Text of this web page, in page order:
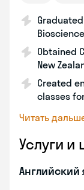
Obtained
New
Created
classes
Читать
Услуги и
Английский